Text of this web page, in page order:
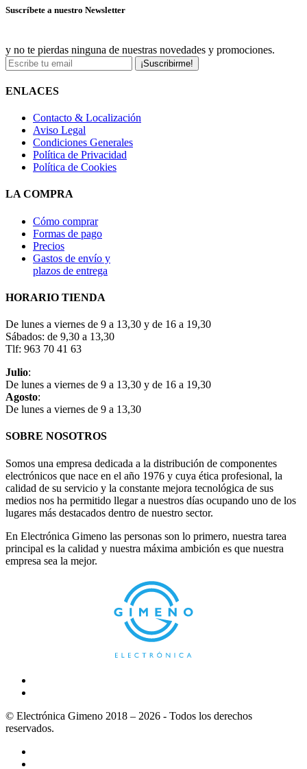
Suscríbete a nuestro Newsletter
y no te pierdas ninguna de nuestras novedades y promociones.
¡Suscribirme!
ENLACES
Contacto & Localización
Aviso Legal
Condiciones Generales
Política de Privacidad
Política de Cookies
LA COMPRA
Cómo comprar
Formas de pago
Precios
Gastos de envío y
plazos de entrega
HORARIO TIENDA
De lunes a viernes de 9 a 13,30 y de 16 a 19,30
Sábados: de 9,30 a 13,30
Tlf: 963 70 41 63
Julio:
De lunes a viernes de 9 a 13,30 y de 16 a 19,30
Agosto:
De lunes a viernes de 9 a 13,30
SOBRE NOSOTROS
Somos una empresa dedicada a la distribución de componentes
electrónicos que nace en el año 1976 y cuya ética profesional, la
calidad de su servicio y la constante mejora tecnológica de sus
medios nos ha permitido llegar a nuestros días ocupando uno de los
lugares más destacados dentro de nuestro sector.
En Electrónica Gimeno las personas son lo primero, nuestra tarea
principal es la calidad y nuestra máxima ambición es que nuestra
empresa sea la mejor.
© Electrónica Gimeno 2018 – 2026 - Todos los derechos
reservados.